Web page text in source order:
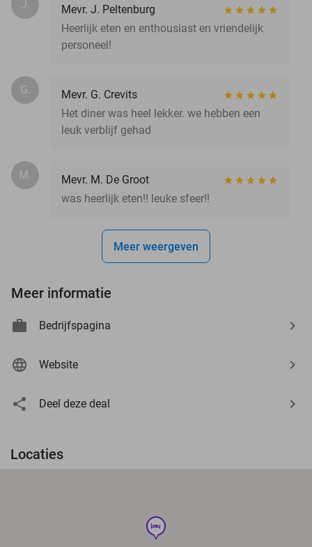
J.
Mevr. J. Peltenburg
Heerlijk eten en enthousiast en vriendelijk
personeel!
G.
Mevr. G. Crevits
Het diner was heel lekker. we hebben een
leuk verblijf gehad
M.
Mevr. M. De Groot
was heerlijk eten!! leuke sfeer!!
Meer weergeven
Meer informatie
Bedrijfspagina
Website
Deel deze deal
Locaties
hotel